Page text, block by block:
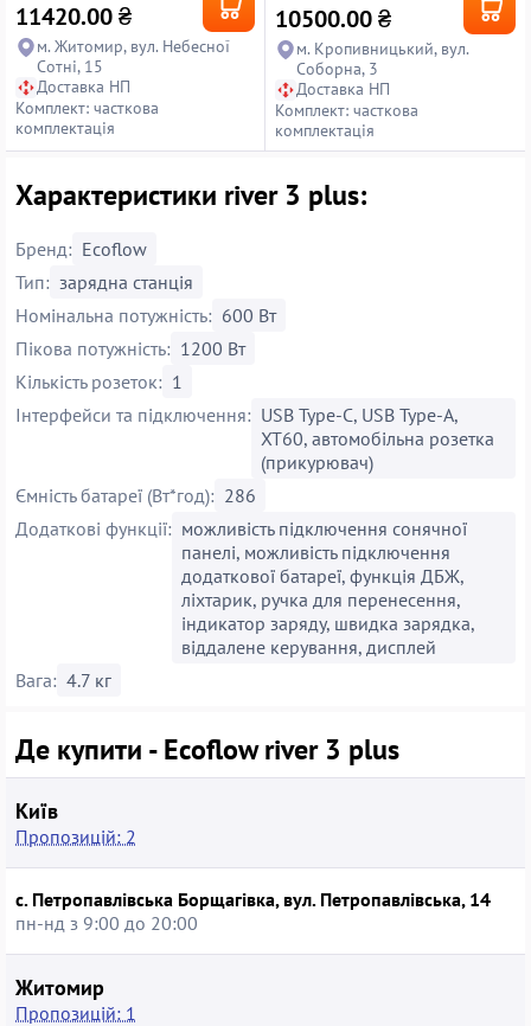
11420.00₴
м. Житомир, вул. Небесної
Сотні, 15
Доставка НП
Комплект: часткова
комплектація
10500.00₴
м. Кропивницький, вул.
Соборна, 3
Доставка НП
Комплект: часткова
комплектація
Характеристики river 3 plus:
Бренд: Ecoflow
Тип: зарядна станція
Номінальна потужність: 600 Вт
Пікова потужність: 1200 Вт
Кількість розеток: 1
Інтерфейси та підключення: USB Type-C, USB Type-A,
XT60, автомобільна розетка
(прикурювач)
Ємність батареї (Вт*год): 286
Додаткові функції: можливість підключення сонячної
панелі, можливість підключення
додаткової батареї, функція ДБЖ,
ліхтарик, ручка для перенесення,
індикатор заряду, швидка зарядка,
віддалене керування, дисплей
Вага: 4.7 кг
Де купити - Ecoflow river 3 plus
Київ
Пропозицій: 2
с. Петропавлівська Борщагівка, вул. Петропавлівська, 14
пн-нд з 9:00 до 20:00
Житомир
Пропозицій: 1